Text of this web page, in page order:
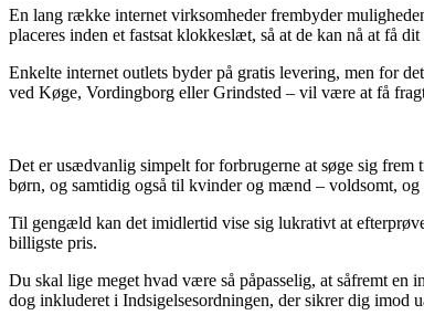
En lang række internet virksomheder frembyder
placeres inden et fastsat klokkeslæt, så at de kan nå at få
Enkelte internet outlets byder på gratis levering, men for
ved Køge, Vordingborg eller Grindsted – vil være at få
Det er usædvanlig simpelt for forbrugerne at søge sig
børn, og samtidig også til kvinder og mænd – voldsomt,
Til gengæld kan det imidlertid vise sig lukrativt at
billigste pris.
Du skal lige meget hvad være så påpasselig, at såfremt en
dog inkluderet i Indsigelsesordningen, der sikrer dig imod